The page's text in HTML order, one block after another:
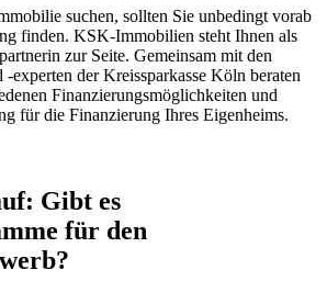
suchen, sollten Sie unbedingt vorab
finden. KSK-Immobilien steht Ihnen als
zur Seite. Gemeinsam mit den
experten der Kreissparkasse Köln beraten
Finanzierungsmöglichkeiten und
für die Finanzierung Ihres Eigenheims.
Gibt es
für den